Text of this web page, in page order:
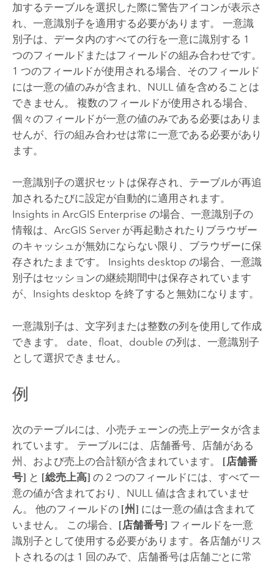
加するテーブルを選択した際に警告アイコンが表示さ
れ、一意識別子を適用する必要があります。 一意識
別子は、データ内のすべての行を一意に識別する 1
つのフィールドまたはフィールドの組み合わせです。
1 つのフィールドが使用される場合、そのフィールド
には一意の値のみが含まれ、NULL 値を含めることは
できません。 複数のフィールドが使用される場合、
個々のフィールドが一意の値のみである必要はありま
せんが、行の組み合わせは常に一意である必要があり
ます。
一意識別子の選択セットは保存され、テーブルが再追
加されるたびに設定が自動的に適用されます。
Insights in ArcGIS Enterprise の場合、一意識別子の
情報は、 ArcGIS Serverが再起動されたりブラウザー
のキャッシュが無効にならない限り、ブラウザーに保
存されたままです。 Insights desktop の場合、一意識
別子はセッションの継続期間中は保存されています
が、 Insights desktop を終了すると無効になります。
一意識別子は、文字列または整数の列を使用して作成
できます。 date、float、double の列は、一意識別子
として選択できません。
例
次のテーブルには、小売チェーンの売上データが含ま
れています。 テーブルには、店舗番号、店舗がある
州、および売上の合計額が含まれています。 [店舗番
号] と [総売上高] の 2 つのフィールドには、すべて一
意の値が含まれており、NULL 値は含まれていませ
ん。 他のフィールドの [州] には一意の値は含まれて
いません。 この場合、 [店舗番号] フィールドを一意
識別子として使用する必要があります。各店舗がリス
トされるのは 1 回のみで、店舗番号は店舗ごとに常